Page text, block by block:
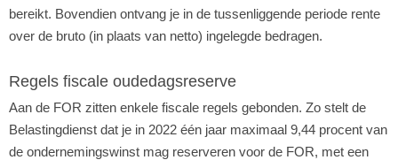
bereikt. Bovendien ontvang je in de tussenliggende periode rente
over de bruto (in plaats van netto) ingelegde bedragen.
Regels fiscale oudedagsreserve
Aan de FOR zitten enkele fiscale regels gebonden. Zo stelt de
Belastingdienst dat je in 2022 één jaar maximaal 9,44 procent van
de ondernemingswinst mag reserveren voor de FOR, met een